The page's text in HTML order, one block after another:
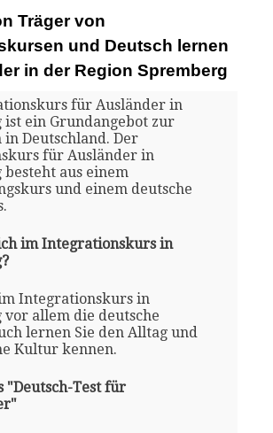
Träger von
und Deutsch lernen
in der Region Spremberg
für Ausländer in
ist ein Grundangebot zur
Deutschland. Der
für Ausländer in
besteht aus einem
und einem deutsche
im Integrationskurs in
Integrationskurs in
vor allem die deutsche
lernen Sie den Alltag und
Kultur kennen.
"Deutsch-Test für